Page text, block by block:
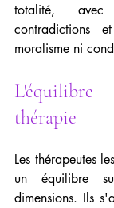
totalité,
contradictions
moralisme ni
thérapie
Les thérapeutes
un équilibre
dimensions. Ils